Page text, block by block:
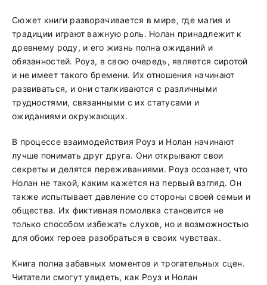
Сюжет книги разворачивается в мире, где магия и
традиции играют важную роль. Нолан принадлежит к
древнему роду, и его жизнь полна ожиданий и
обязанностей. Роуз, в свою очередь, является сиротой
и не имеет такого бремени. Их отношения начинают
развиваться, и они сталкиваются с различными
трудностями, связанными с их статусами и
ожиданиями окружающих.
В процессе взаимодействия Роуз и Нолан начинают
лучше понимать друг друга. Они открывают свои
секреты и делятся переживаниями. Роуз осознает, что
Нолан не такой, каким кажется на первый взгляд. Он
также испытывает давление со стороны своей семьи и
общества. Их фиктивная помолвка становится не
только способом избежать слухов, но и возможностью
для обоих героев разобраться в своих чувствах.
Книга полна забавных моментов и трогательных сцен.
Читатели смогут увидеть, как Роуз и Нолан